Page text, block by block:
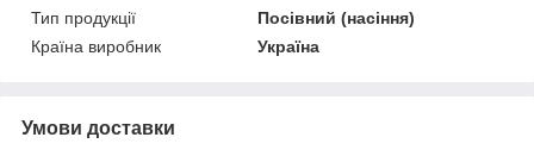
Тип продукції
Посівний (насіння)
Країна виробник
Україна
Умови доставки